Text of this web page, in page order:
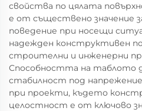
свойства по цялата
е от съществено значение
поведение при носещи
надежден конструктивен
строителни и инженерни
Способността на таблото
стабилност под
при проекти, където
целостност е от ключово